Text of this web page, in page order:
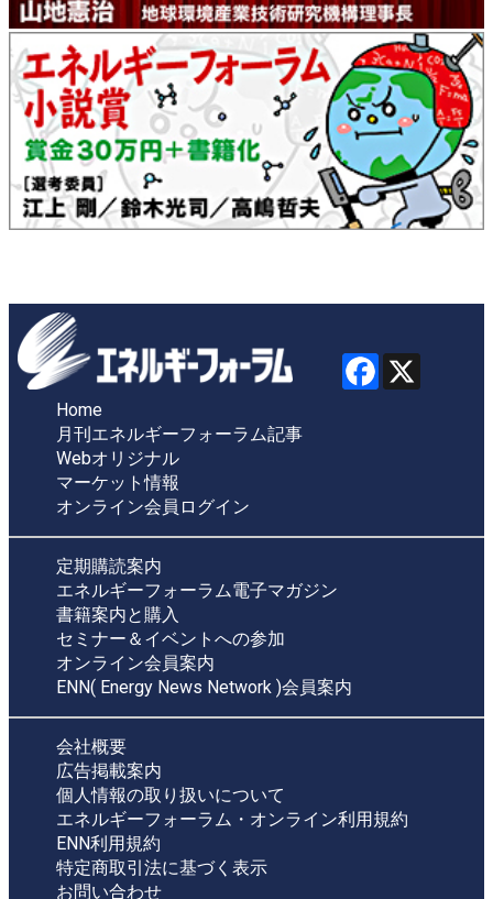
Home
月刊エネルギーフォーラム記事
Webオリジナル
マーケット情報
オンライン会員ログイン
定期購読案内
エネルギーフォーラム電子マガジン
書籍案内と購入
セミナー＆イベントへの参加
オンライン会員案内
ENN( Energy News Network )会員案内
会社概要
広告掲載案内
個人情報の取り扱いについて
エネルギーフォーラム・オンライン利用規約
ENN利用規約
特定商取引法に基づく表示
お問い合わせ